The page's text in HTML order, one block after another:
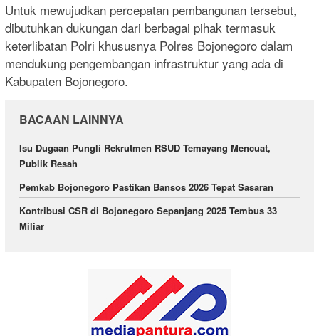
Untuk mewujudkan percepatan pembangunan tersebut,
dibutuhkan dukungan dari berbagai pihak termasuk
keterlibatan Polri khususnya Polres Bojonegoro dalam
mendukung pengembangan infrastruktur yang ada di
Kabupaten Bojonegoro.
BACAAN LAINNYA
Isu Dugaan Pungli Rekrutmen RSUD Temayang Mencuat,
Publik Resah
Pemkab Bojonegoro Pastikan Bansos 2026 Tepat Sasaran
Kontribusi CSR di Bojonegoro Sepanjang 2025 Tembus 33
Miliar